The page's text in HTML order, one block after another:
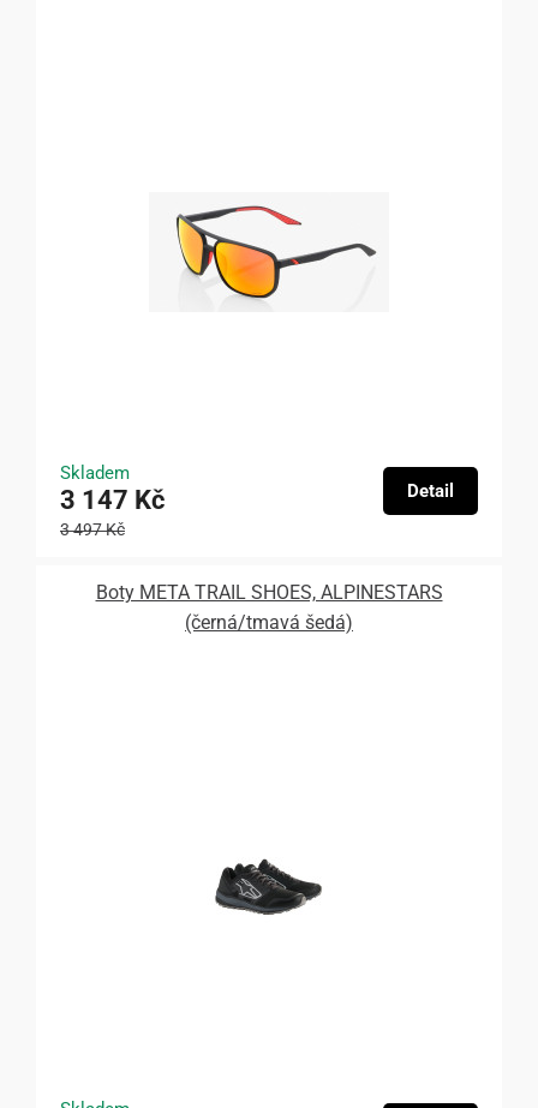
Skladem
3 147 Kč
3 497 Kč
Detail
Boty META TRAIL SHOES, ALPINESTARS
(černá/tmavá šedá)